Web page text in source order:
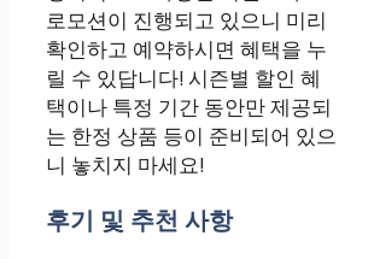
로모션이 진행되고 있으니 미리
확인하고 예약하시면 혜택을 누
릴 수 있답니다! 시즌별 할인 혜
택이나 특정 기간 동안만 제공되
는 한정 상품 등이 준비되어 있으
니 놓치지 마세요!
후기 및 추천 사항